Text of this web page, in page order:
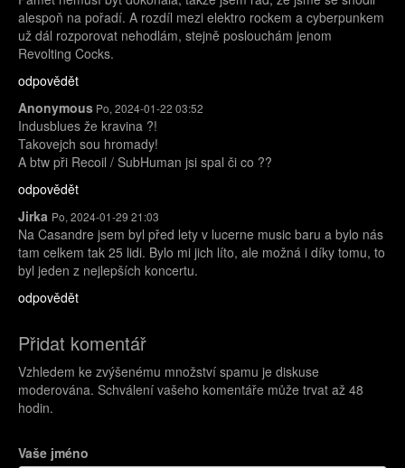
alespoň na pořadí. A rozdíl mezi elektro rockem a cyberpunkem
už dál rozporovat nehodlám, stejně poslouchám jenom
Revolting Cocks.
odpovědět
Anonymous Po, 2024-01-22 03:52
Indusblues že kravina ?!
Takovejch sou hromady!
A btw při Recoil / SubHuman jsi spal či co ??
odpovědět
Jirka Po, 2024-01-29 21:03
Na Casandre jsem byl před lety v lucerne music baru a bylo nás
tam celkem tak 25 lidi. Bylo mi jich líto, ale možná i díky tomu, to
byl jeden z nejlepších koncertu.
odpovědět
Přidat komentář
Vzhledem ke zvýšenému množství spamu je diskuse
moderována. Schválení vašeho komentáře může trvat až 48
hodin.
Vaše jméno